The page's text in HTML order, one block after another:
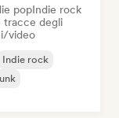
popIndie rock
tracce degli
video
Indie rock